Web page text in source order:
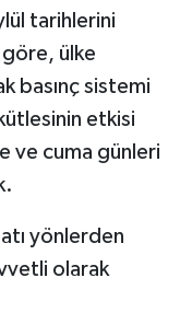
tarihlerini
ülke
basınç sistemi
etkisi
ve cuma günleri
yönlerden
olarak